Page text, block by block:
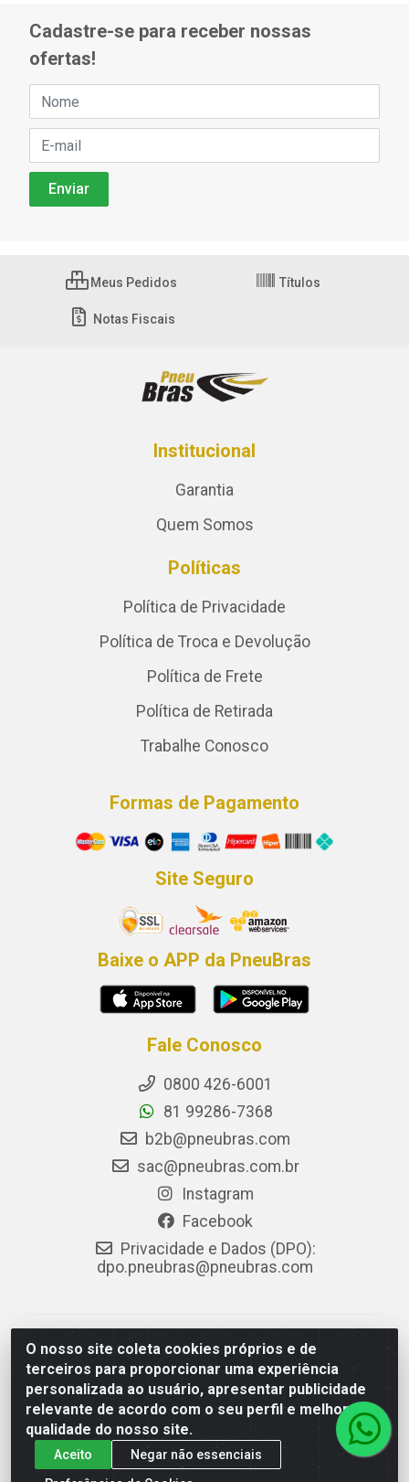
O nosso site coleta cookies próprios e de
terceiros para proporcionar uma experiência
personalizada ao usuário, apresentar publicidade
relevante de acordo com o seu perfil e melhorar a
qualidade do nosso site.
Aceito
Negar não essenciais
Cadastre-se para receber nossas
ofertas!
Meus Pedidos Títulos
Notas Fiscais
Institucional
Garantia
Quem Somos
Políticas
Política de Privacidade
Política de Troca e Devolução
Política de Frete
Política de Retirada
Trabalhe Conosco
Formas de Pagamento
Site Seguro
Baixe o APP da PneuBras
Fale Conosco
0800 426-6001
81 99286-7368
b2b@pneubras.com
sac@pneubras.com.br
Instagram
Facebook
Privacidade e Dados (DPO):
dpo.pneubras@pneubras.com
PneuBras - Rodovia BR-101, KM 82 - Prazeres,
Jaboatão dos Guararapes/PE - CEP 54.335-000 - CNPJ
08.678.386/0001-05 - Pneubras Comércio de Pneus
Ltda